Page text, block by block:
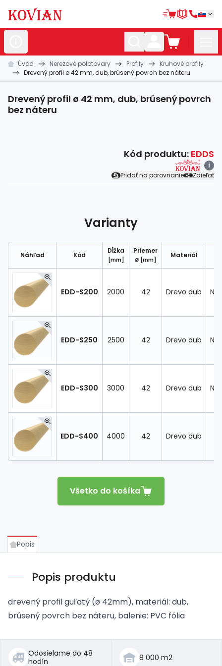
Nerezovépolotovary
Kovanépolotovary
Úvod Nerezové polotovary Profily
Kruhové profily
Drevený profil ø 42 mm, dub, brúsený povrch bez náteru
Drevený profil ø 42 mm, dub, brúsený povrch
bez náteru
Kód produktu: EDDS
i
Pridať na porovnanie
Zdieľať
Varianty
Náhľad Kód
Dĺžka
[mm]
Priemer
ø [mm]
Materiál
EDD-S200 2000 42 Drevo dub
EDD-S250 2500 42 Drevo dub
EDD-S300 3000 42 Drevo dub
EDD-S400 4000 42 Drevo dub
Všetko do košíka
Popis
Popis produktu
drevený profil guľatý (ø 42mm), materiál: dub,
brúsený povrch bez náteru, balenie: PVC fólia
Odosielame do 48
hodín
8 000 m2